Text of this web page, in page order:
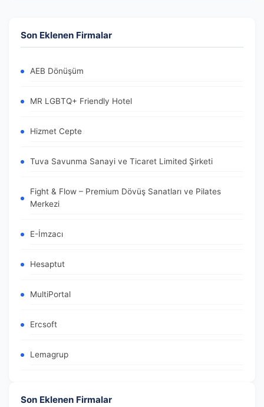
Son Eklenen Firmalar
AEB Dönüşüm
MR LGBTQ+ Friendly Hotel
Hizmet Cepte
Tuva Savunma Sanayi ve Ticaret Limited Şirketi
Fight & Flow – Premium Dövüş Sanatları ve Pilates
Merkezi
E-İmzacı
Hesaptut
MultiPortal
Ercsoft
Lemagrup
Son Eklenen Firmalar